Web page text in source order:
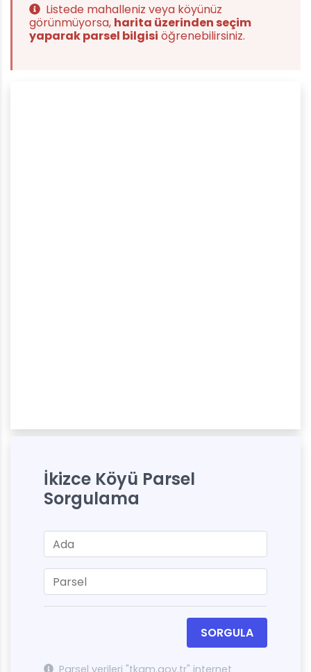
Listede mahalleniz veya köyünüz
görünmüyorsa, harita üzerinden seçim
yaparak parsel bilgisi öğrenebilirsiniz.
İkizce Köyü Parsel
Sorgulama
SORGULA
Parsel verileri "tkgm.gov.tr" internet